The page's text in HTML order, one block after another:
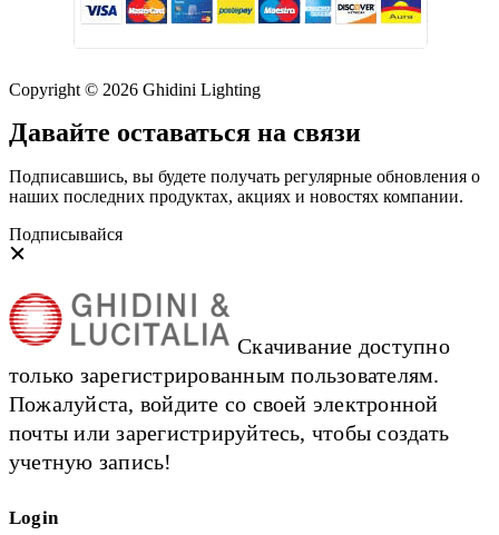
Copyright © 2026 Ghidini Lighting
Давайте оставаться на связи
Подписавшись, вы будете получать регулярные обновления о
наших последних продуктах, акциях и новостях компании.
Подписывайся
Скачивание доступно
только зарегистрированным пользователям.
Пожалуйста, войдите со своей электронной
почты или зарегистрируйтесь, чтобы создать
учетную запись!
Login